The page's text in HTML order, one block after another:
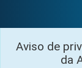
Aviso de
da